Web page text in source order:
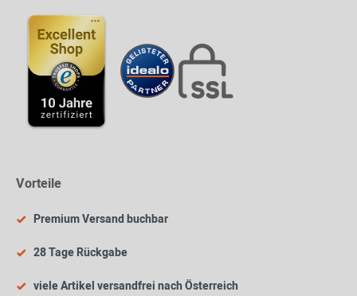
Vorteile
Premium Versand buchbar
28 Tage Rückgabe
viele Artikel versandfrei nach Österreich